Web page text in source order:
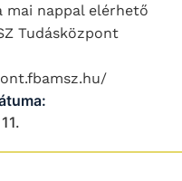
mai nappal elérhető
Tudásközpont